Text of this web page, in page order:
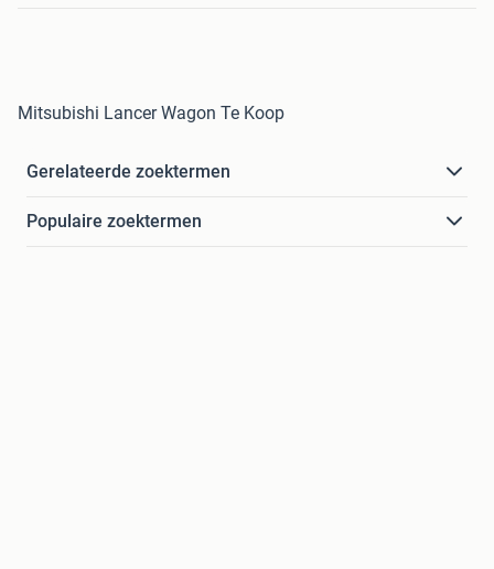
Mitsubishi Lancer Wagon Te Koop
Gerelateerde zoektermen
Populaire zoektermen